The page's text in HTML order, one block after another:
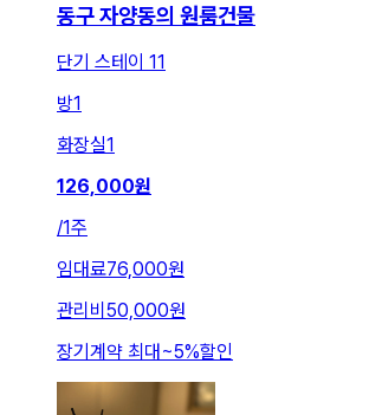
동구 자양동의 원룸건물
단기 스테이 11
방1
화장실1
126,000원
/1주
임대료76,000원
관리비 50,000원
장기계약 최대 ~5%할인